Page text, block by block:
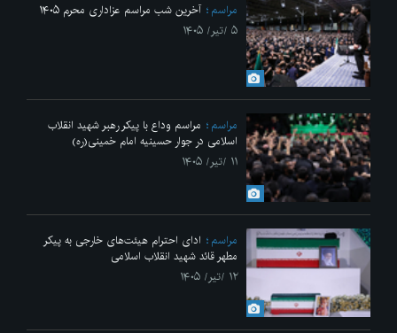
مراسم
آخرین شب مراسم عزاداری محرم ۱۴۰۵
۵ /تیر/ ۱۴۰۵
مراسم
مراسم وداع با پیکر رهبر شهید انقلاب
اسلامی در جوار حسینیه امام خمینی(ره)
۱۱ /تیر/ ۱۴۰۵
مراسم
ادای احترام هیئت‌های خارجی به پیکر
مطهر قائد شهید انقلاب اسلامی
۱۲ /تیر/ ۱۴۰۵